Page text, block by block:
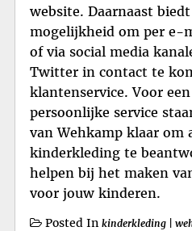
website. Daarnaast
mogelijkheid om per e-
of via social media
Twitter in contact te
klantenservice. Voor
persoonlijke service
van Wehkamp klaar om
kinderkleding te
helpen bij het maken
voor jouw kinderen.
Posted In kinderkleding